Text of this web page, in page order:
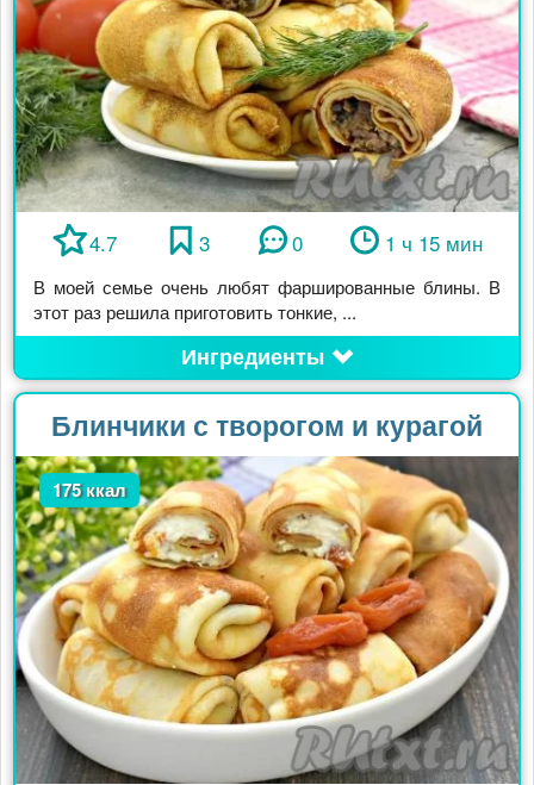
4.7 3 0 1 ч 15 мин
В моей семье очень любят фаршированные блины. В
этот раз решила приготовить тонкие, ...
Ингредиенты
Блинчики с творогом и курагой
175 ккал